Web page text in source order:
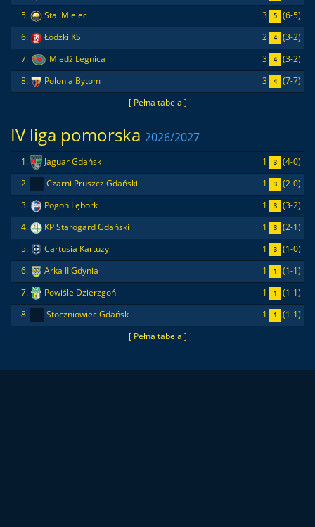
[ Pełna tabela ]
5.
Stal Mielec 3 5
(6-5)
6.
Łódzki KS 2 4
(3-2)
7.
Miedź Legnica 3 4
(3-2)
8.
Polonia Bytom 3 4 (7-7)
IV liga pomorska 2026/2027
[ Pełna tabela ]
1. Jaguar Gdańsk 1 3
(4-0)
2.
Czarni Pruszcz Gdański 1 3
(2-0)
3.
Pogoń Lębork 1 3
(3-2)
4.
KP Starogard Gdański 1 3
(2-1)
5.
Cartusia Kartuzy 1 3
(1-0)
6.
Arka II Gdynia 1 1
(1-1)
7.
Powiśle Dzierzgoń 1 1
(1-1)
8.
Stoczniowiec Gdańsk 1 1 (1-1)